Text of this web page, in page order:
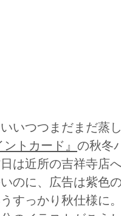
いつつまだまだ蒸
トカード』 の秋冬
は近所の吉祥寺店
のに、広告は紫色
すっかり秋仕様に